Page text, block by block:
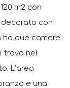
m2 con
decorato con
due camere
trova nel
L’area
e una